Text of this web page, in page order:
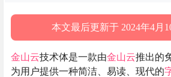
本文最后更新于 2024年4月
金山云技术体是一款由金山云推出的
为用户提供一种简洁、易读、现代的